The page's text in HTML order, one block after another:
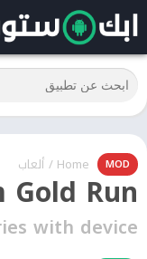
MOD
Home
/ ألعاب
Gold Run
with device